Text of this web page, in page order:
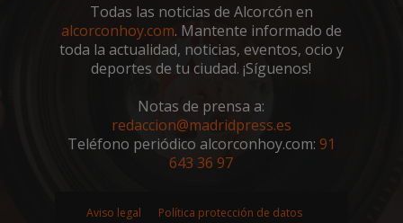
Todas las noticias de Alcorcón en
alcorconhoy.com. Mantente informado de
toda la actualidad, noticias, eventos, ocio y
deportes de tu ciudad. ¡Síguenos!
Notas de prensa a:
redaccion@madridpress.es
Teléfono periódico alcorconhoy.com: 91
643 36 97
Aviso legal Política protección de datos